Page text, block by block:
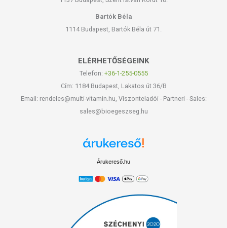
Bartók Béla
1114 Budapest, Bartók Béla út 71.
ELÉRHETŐSÉGEINK
Telefon: +36-1-255-0555
Cím: 1184 Budapest, Lakatos út 36/B
Email: rendeles@multi-vitamin.hu, Viszonteladói - Partneri - Sales:
sales@bioegeszseg.hu
Árukereső.hu